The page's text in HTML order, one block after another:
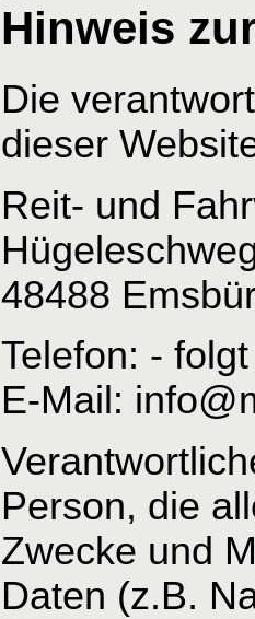
Hinweis
Die
dieser
Reit- und
48488
Telefon: -
E-Mail:
Person, die
Zwecke und
Daten (z.B.